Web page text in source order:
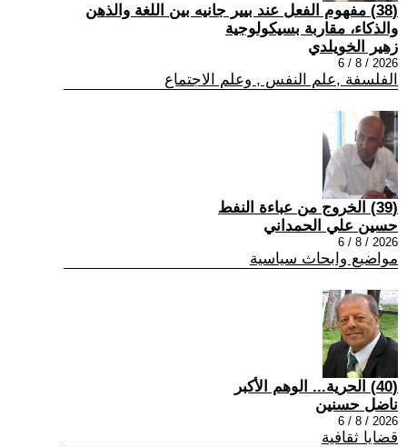
(38) مفهوم الفعل عند بيير جانيه بين اللغة والذهن
والذكاء، مقاربة بسيكولوجية
زهير الخويلدي
2026 / 8 / 6
الفلسفة ,علم النفس , وعلم الاجتماع
(39) الخروج من عباءة النفط
حسين علي الحمداني
2026 / 8 / 6
مواضيع وابحاث سياسية
(40) الحرية... الوهم الأكبر
ناضل حسنين
2026 / 8 / 6
قضايا ثقافية